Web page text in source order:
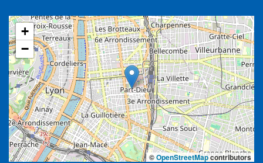
+
−
©OpenStreetMapcontributors